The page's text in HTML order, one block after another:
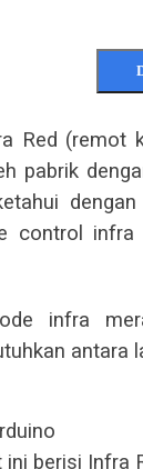
Red (remot
pabrik
control
infra
antara
ini berisi Infra